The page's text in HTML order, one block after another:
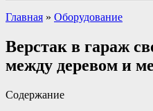
Главная » Оборудование
Верстак в гараж
между деревом и
Содержание